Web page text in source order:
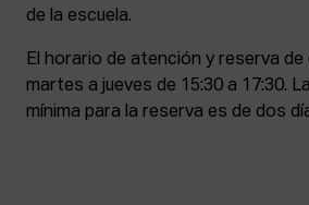
de la escuela.
El horario de atención y reserva de
martes a jueves de 15:30 a 17:30.
mínima para la reserva es de dos